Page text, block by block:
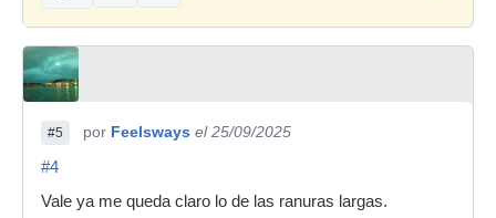
#5 por Feelsways el 25/09/2025
#4
Vale ya me queda claro lo de las ranuras largas.